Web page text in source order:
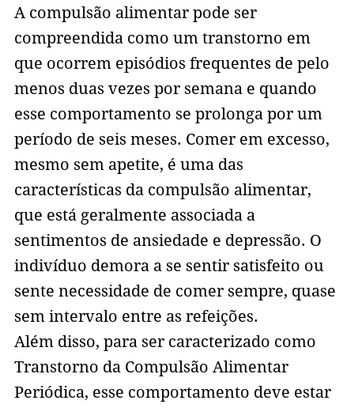
A compulsão alimentar pode ser
compreendida como um transtorno em
que ocorrem episódios frequentes de pelo
menos duas vezes por semana e quando
esse comportamento se prolonga por um
período de seis meses. Comer em excesso,
mesmo sem apetite, é uma das
características da compulsão alimentar,
que está geralmente associada a
sentimentos de ansiedade e depressão. O
indivíduo demora a se sentir satisfeito ou
sente necessidade de comer sempre, quase
sem intervalo entre as refeições.
Além disso, para ser caracterizado como
Transtorno da Compulsão Alimentar
Periódica, esse comportamento deve estar